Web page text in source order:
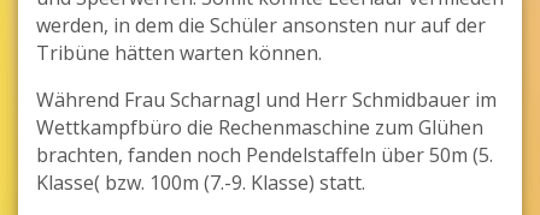
werden, in dem die Schüler ansonsten nur auf der
Tribüne hätten warten können.
Während Frau Scharnagl und Herr Schmidbauer im
Wettkampfbüro die Rechenmaschine zum Glühen
brachten, fanden noch Pendelstaffeln über 50m (5.
Klasse( bzw. 100m (7.-9. Klasse) statt.